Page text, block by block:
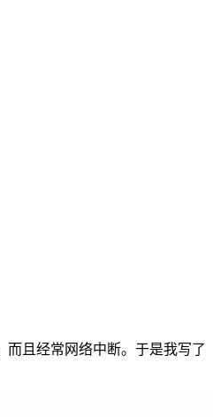
且经常网络中断。于是我写了